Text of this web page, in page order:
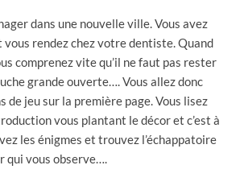
dans une nouvelle ville. Vous avez
vous rendez chez votre dentiste. Quand
comprenez vite qu’il ne faut pas rester
grande ouverte…. Vous allez donc
de jeu sur la première page. Vous lisez
vous plantant le décor et c’est à
les énigmes et trouvez l’échappatoire
qui vous observe….